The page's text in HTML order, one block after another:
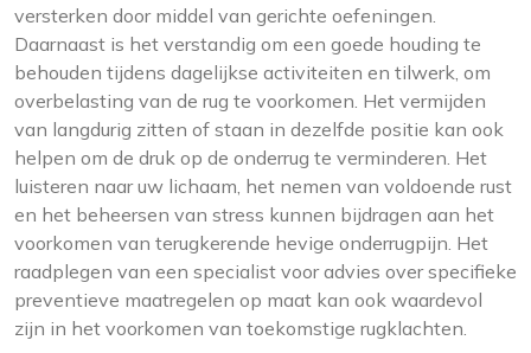
versterken door middel van gerichte oefeningen.
Daarnaast is het verstandig om een goede houding te
behouden tijdens dagelijkse activiteiten en tilwerk, om
overbelasting van de rug te voorkomen. Het vermijden
van langdurig zitten of staan in dezelfde positie kan ook
helpen om de druk op de onderrug te verminderen. Het
luisteren naar uw lichaam, het nemen van voldoende rust
en het beheersen van stress kunnen bijdragen aan het
voorkomen van terugkerende hevige onderrugpijn. Het
raadplegen van een specialist voor advies over specifieke
preventieve maatregelen op maat kan ook waardevol
zijn in het voorkomen van toekomstige rugklachten.